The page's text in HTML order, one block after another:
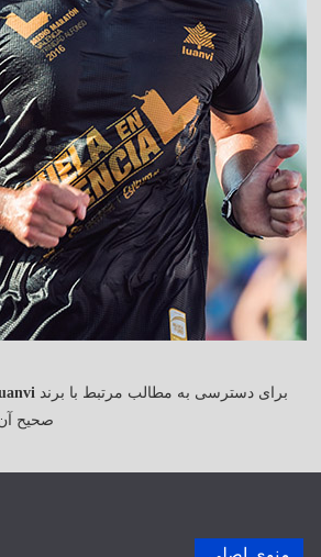
برای دسترسی به مطالب مرتبط با برند
صحیح